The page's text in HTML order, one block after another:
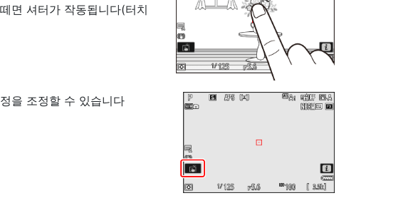
면 셔터가 작동됩니다(터치
을 조정할 수 있습니다